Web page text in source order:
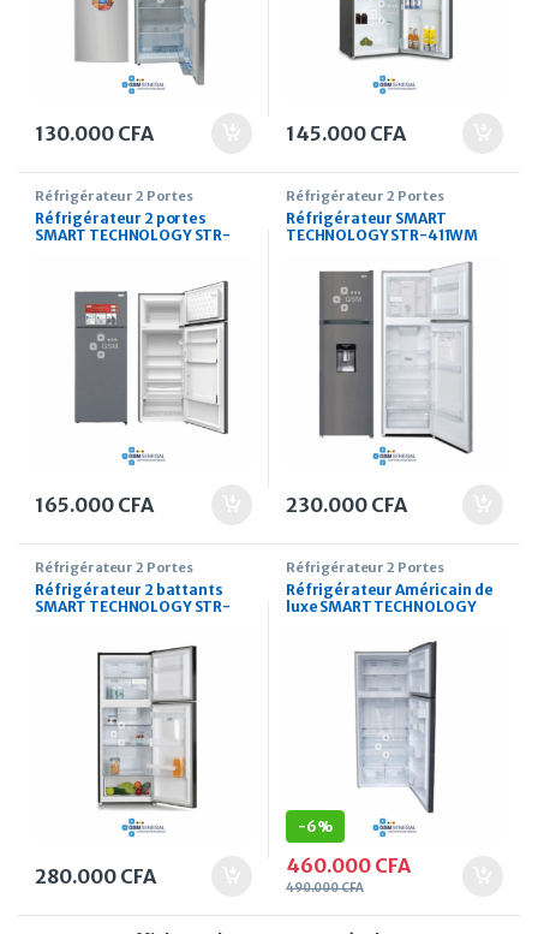
130.000 CFA 145.000 CFA
Réfrigérateur 2 Portes
Réfrigérateur 2 portes
SMART TECHNOLOGY STR-
165.000 CFA
Réfrigérateur 2 Portes
Réfrigérateur SMART
TECHNOLOGY STR-411WM
230.000 CFA
Réfrigérateur 2 Portes
Réfrigérateur 2 battants
SMART TECHNOLOGY STR-
280.000 CFA
Réfrigérateur 2 Portes
Réfrigérateur Américain de
luxe SMART TECHNOLOGY
-6%
460.000 CFA
490.000CFA